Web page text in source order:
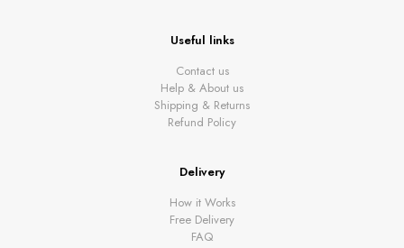
Useful links
Contact us
Help & About us
Shipping & Returns
Refund Policy
Delivery
How it Works
Free Delivery
FAQ